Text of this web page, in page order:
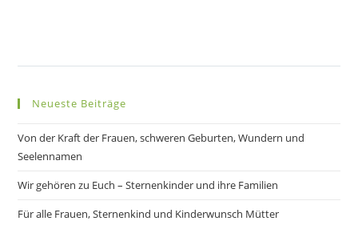
Neueste Beiträge
Von der Kraft der Frauen, schweren Geburten, Wundern und
Seelennamen
Wir gehören zu Euch – Sternenkinder und ihre Familien
Für alle Frauen, Sternenkind und Kinderwunsch Mütter